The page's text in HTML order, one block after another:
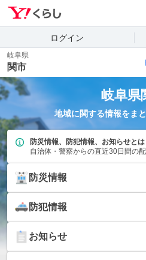
ログイン
岐阜県
関市
岐阜県
地域に関する情報をま
防災情報、防犯情報、お知らせとは
自治体・警察からの直近30日間の配
防災情報
防犯情報
お知らせ